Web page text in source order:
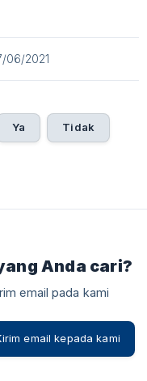
06/2021
Ya Tidak
Anda cari?
email pada kami
email kepada kami